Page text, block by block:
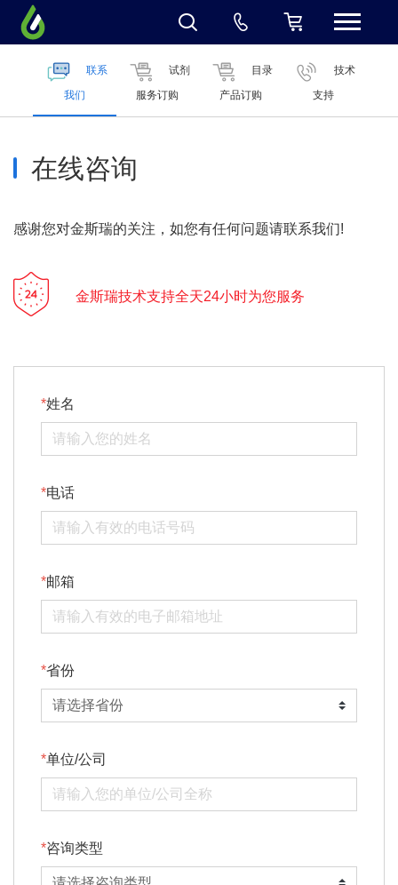
联系
我们
试剂
服务订购
目录
产品订购
技术
支持
在线咨询
感谢您对金斯瑞的关注，如您有任何问题请联系我们!
金斯瑞技术支持全天24小时为您服务
姓名
电话
邮箱
省份
单位/公司
咨询类型